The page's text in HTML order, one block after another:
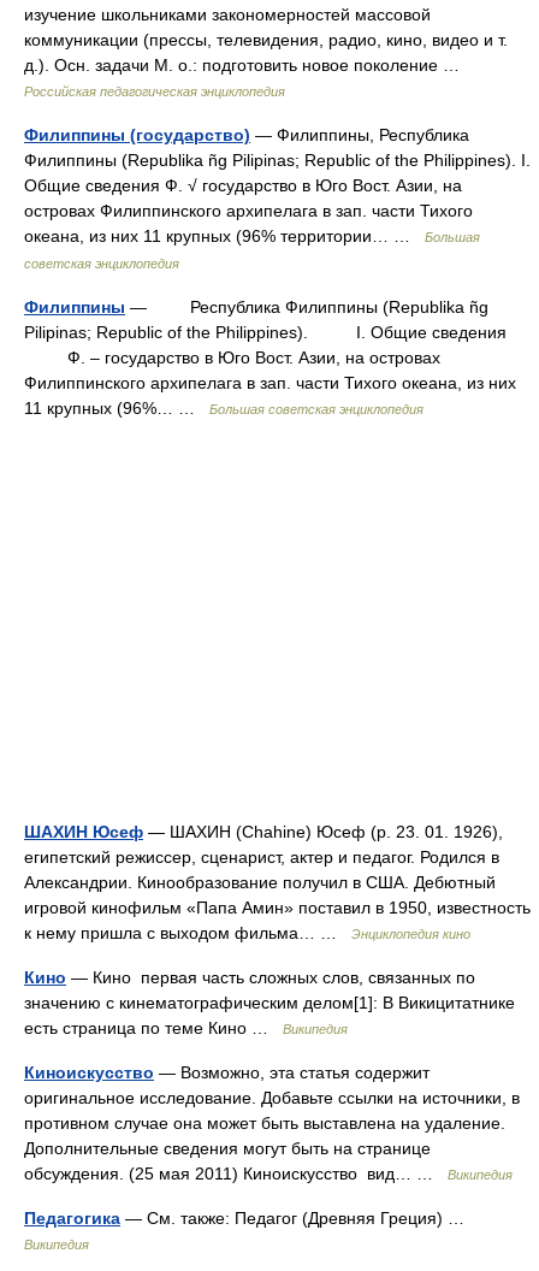
изучение школьниками закономерностей массовой
коммуникации (прессы, телевидения, радио, кино, видео и т.
д.). Осн. задачи М. о.: подготовить новое поколение …
Российская педагогическая энциклопедия
Филиппины (государство) — Филиппины, Республика
Филиппины (Republika ñg Pilipinas; Republic of the Philippines). I.
Общие сведения Ф. √ государство в Юго Вост. Азии, на
островах Филиппинского архипелага в зап. части Тихого
океана, из них 11 крупных (96% территории… …
Большая
советская энциклопедия
Филиппины — Республика Филиппины (Republika ñg
Pilipinas; Republic of the Philippines). I. Общие сведения
Ф. – государство в Юго Вост. Азии, на островах
Филиппинского архипелага в зап. части Тихого океана, из них
11 крупных (96%… …
Большая советская энциклопедия
ШАХИН Юсеф — ШАХИН (Chahine) Юсеф (р. 23. 01. 1926),
египетский режиссер, сценарист, актер и педагог. Родился в
Александрии. Кинообразование получил в США. Дебютный
игровой кинофильм «Папа Амин» поставил в 1950, известность
к нему пришла с выходом фильма… …
Энциклопедия кино
Кино — Кино первая часть сложных слов, связанных по
значению с кинематографическим делом[1]: В Викицитатнике
есть страница по теме Кино …
Википедия
Киноискусство — Возможно, эта статья содержит
оригинальное исследование. Добавьте ссылки на источники, в
противном случае она может быть выставлена на удаление.
Дополнительные сведения могут быть на странице
обсуждения. (25 мая 2011) Киноискусство вид… …
Википедия
Педагогика — См. также: Педагог (Древняя Греция) …
Википедия